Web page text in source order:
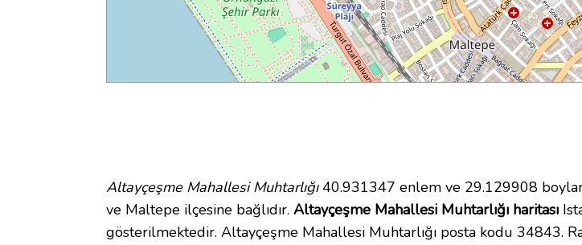
Altayçeşme Mahallesi Muhtarlığı40.931347 enlem ve 29.129908
ve Maltepe ilçesine bağlıdır. Altayçeşme Mahallesi Muhtarlığı haritası
gösterilmektedir. Altayçeşme Mahallesi Muhtarlığı posta kodu 34843.